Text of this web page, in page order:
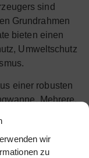
wir
zu
sind
Grundrahmen
bieten einen
Umweltschutz
einer robusten
Mehrere,
der Haube
für Wartung /